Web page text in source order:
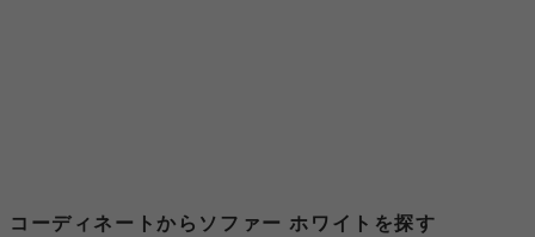
コーディネートからソファー ホワイトを探す